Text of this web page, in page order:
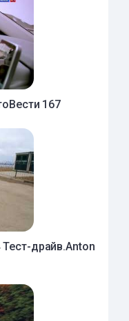
167
драйв.Anton